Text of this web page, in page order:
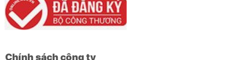
Chính sách công ty